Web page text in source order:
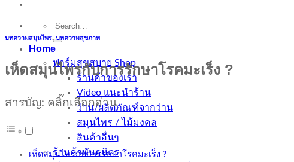
Search
for:
Home
ฟาร์มสุขสบาย Shop
ร้านค้าของเรา
Video แนะนำร้าน
ว่าน/ผลิตภัณฑ์จากว่าน
สมุนไพร / ไม้มงคล
สินค้าอื่นๆ
ร้านค้าพันธมิตร
บทความสมุนไพร,บทความสุขภาพ
เห็ดสมุนไพรกับการรักษาโรคมะเร็ง ?
สารบัญ: คลิ๊กเลือกอ่าน
เห็ดสมุนไพรกับการรักษาโรคมะเร็ง ?